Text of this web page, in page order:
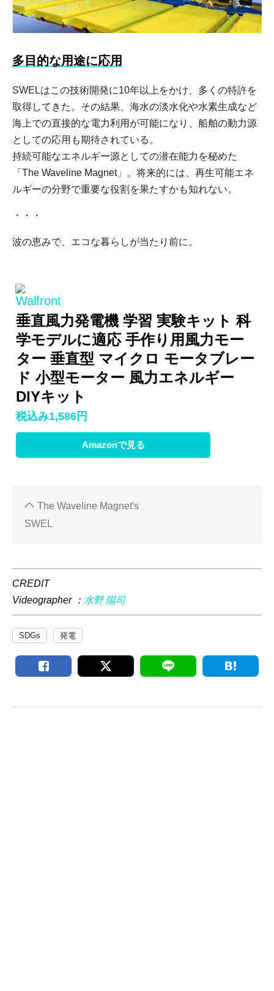
多目的な用途に応用
SWELはこの技術開発に10年以上をかけ、多くの特許を
取得してきた。その結果、海水の淡水化や水素生成など
海上での直接的な電力利用が可能になり、船舶の動力源
としての応用も期待されている。
持続可能なエネルギー源としての潜在能力を秘めた
「The Waveline Magnet」。将来的には、再生可能エネ
ルギーの分野で重要な役割を果たすかも知れない。
・・・
波の恵みで、エコな暮らしが当たり前に。
Walfront
垂直風力発電機 学習 実験キット 科
学モデルに適応 手作り用風力モー
ター 垂直型 マイクロ モータブレー
ド 小型モーター 風力エネルギー
DIYキット
税込み1,586円
Amazonで見る
The Waveline Magnet's
SWEL
CREDIT
Videographer ： 水野 陽司
SDGs 発電